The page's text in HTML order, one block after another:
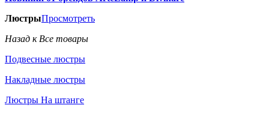
ЛюстрыПросмотреть
Назад к Все товары
Подвесные люстры
Накладные люстры
Люстры На штанге